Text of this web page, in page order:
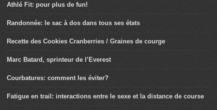
Athlé Fit: pour plus de fun!
Randonnée: le sac à dos dans tous ses états
Recette des Cookies Cranberries / Graines de courge
Marc Batard, sprinteur de l’Everest
Courbatures: comment les éviter?
Fatigue en trail: interactions entre le sexe et la distance de course